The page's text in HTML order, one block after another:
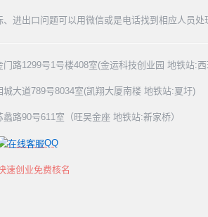
进出口问题可以用微信或是电话找到相应人员处
路1299号1号楼408室(金运科技创业园 地铁站:
大道789号8034室(凯翔大厦南楼 地铁站:夏圩)
路90号611室（旺吴金座 地铁站:新家桥）
QQ
速创业免费核名